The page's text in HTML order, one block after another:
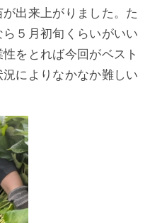
出来上がりました。た
５月初旬くらいがいい
をとれば今回がベスト
によりなかなか難しい